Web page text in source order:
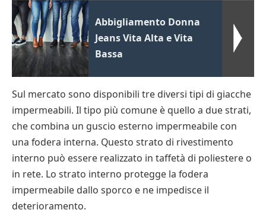
Abbigliamento Donna
Jeans Vita Alta e Vita
Bassa
Sul mercato sono disponibili tre diversi tipi di giacche
impermeabili. Il tipo più comune è quello a due strati,
che combina un guscio esterno impermeabile con
una fodera interna. Questo strato di rivestimento
interno può essere realizzato in taffetà di poliestere o
in rete. Lo strato interno protegge la fodera
impermeabile dallo sporco e ne impedisce il
deterioramento.